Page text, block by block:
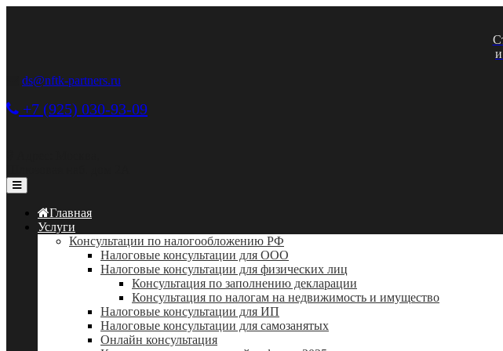
ds@nftk-partners.ru
+7 (925) 030-93-09
Главная
Услуги
Консультации по налогообложению РФ
Налоговые консультации для ООО
Налоговые консультации для физических лиц
Консультация по заполнению декларации
Консультация по налогам на недвижимость и имущество
Налоговые консультации для ИП
Налоговые консультации для самозанятых
Онлайн консультация